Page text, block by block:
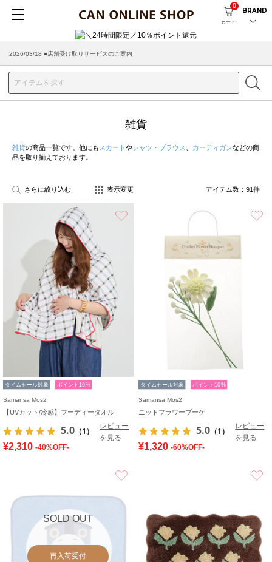
カート
0
BRAND
2026/03/18 ■店舗受け取りサービスのご案内
雑貨
雑貨の商品一覧です。他にも スカート やシャツ・ブラウス カーディガンなどの商
品を取り揃えております。
さらに絞り込む 表示変更 アイテム数： 91件
タイムセール対象 ポイント10%
Samansa Mos2
【UVカット/冷感】フーディータオル
5.0 （1）
レビュー
を見る
¥2,310 -40%OFF-
タイムセール対象 ポイント10%
Samansa Mos2
ニットフラワーブーケ
5.0 （1）
レビュー
を見る
¥1,320 -60%OFF-
SOLD OUT
再入荷受付